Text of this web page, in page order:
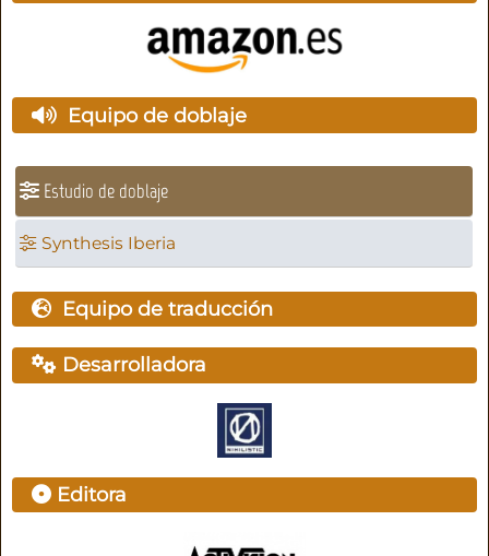
Equipo de doblaje
Estudio de doblaje
Synthesis Iberia
Equipo de traducción
Desarrolladora
Editora